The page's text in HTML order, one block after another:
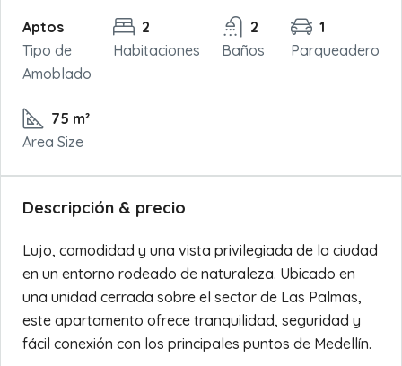
Aptos
Tipo de
Amoblado
2
Habitaciones
2
Baños
1
Parqueadero
75 m²
Area Size
Descripción & precio
Lujo, comodidad y una vista privilegiada de la ciudad
en un entorno rodeado de naturaleza. Ubicado en
una unidad cerrada sobre el sector de Las Palmas,
este apartamento ofrece tranquilidad, seguridad y
fácil conexión con los principales puntos de Medellín.